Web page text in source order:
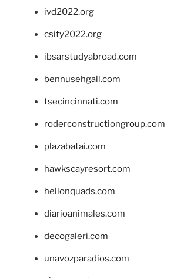
ivd2022.org
csity2022.org
ibsarstudyabroad.com
bennusehgall.com
tsecincinnati.com
roderconstructiongroup.com
plazabatai.com
hawkscayresort.com
hellonquads.com
diarioanimales.com
decogaleri.com
unavozparadios.com